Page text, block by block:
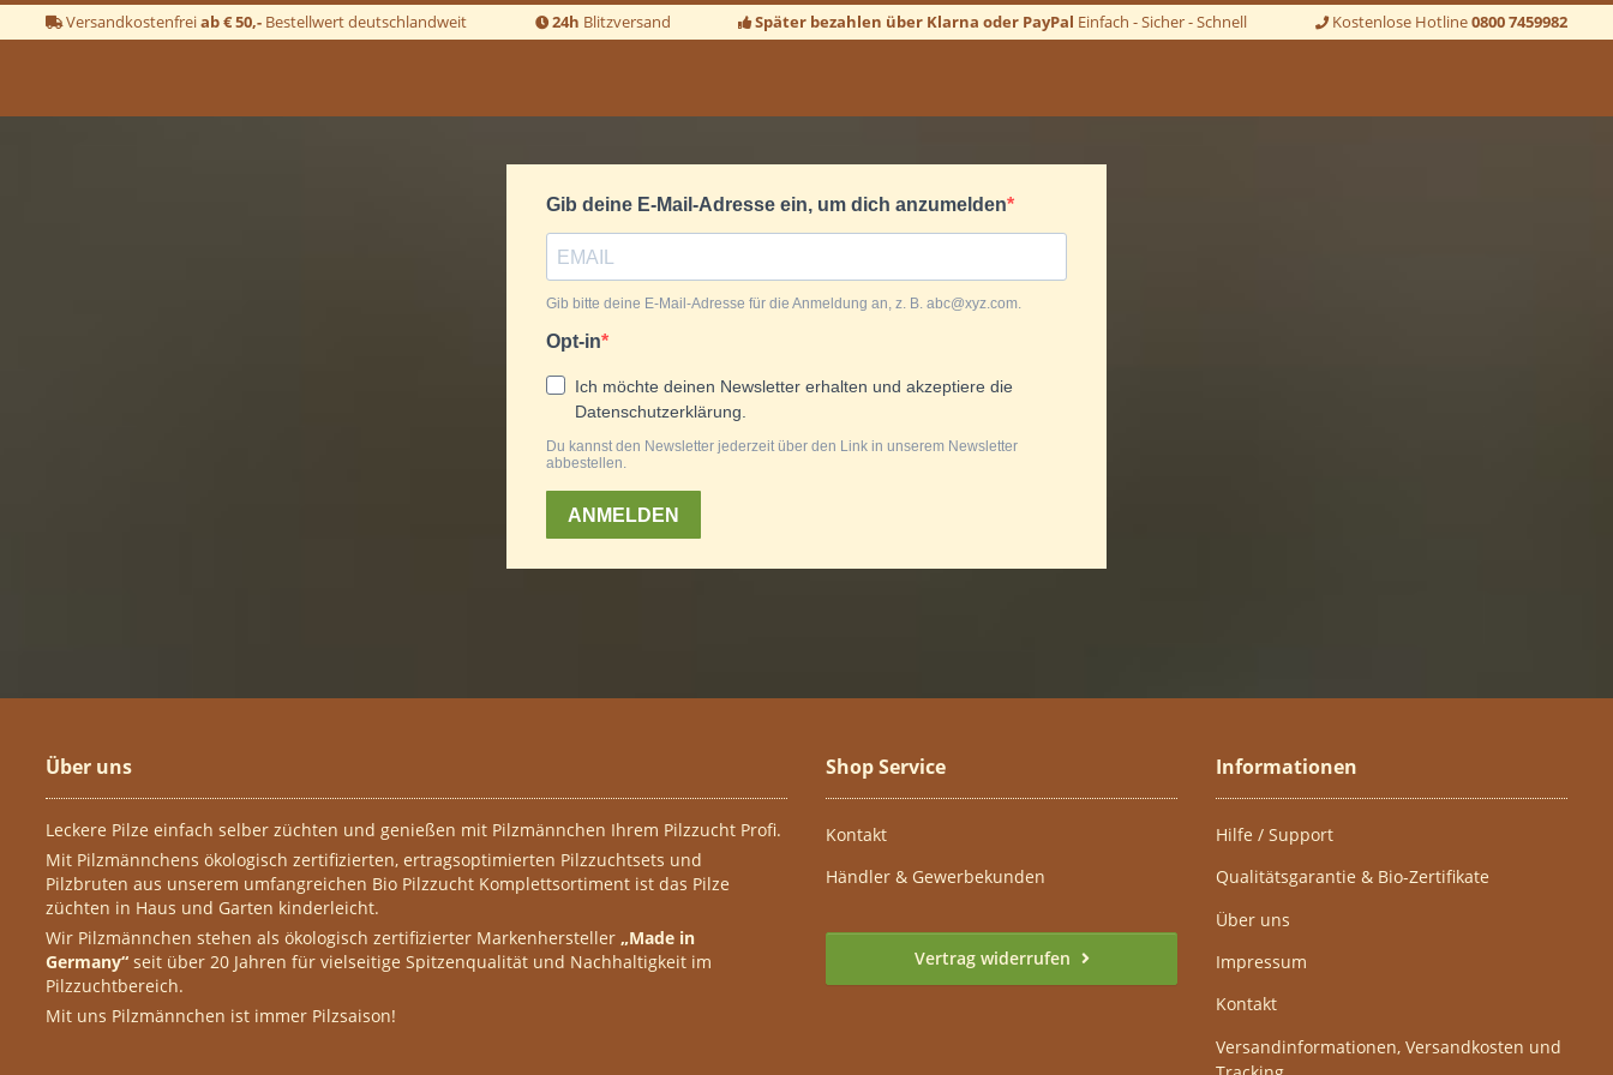
Versandkostenfreiab € 50,- Bestellwert deutschlandweit 24h Blitzversand Später bezahlen über Klarna oder PayPal Einfach - Sicher - Schnell Kostenlose Hotline0800 7459982
Über uns
Leckere Pilze einfach selber züchten und genießen mit Pilzmännchen Ihrem Pilzzucht Profi.
Mit Pilzmännchens ökologisch zertifizierten, ertragsoptimierten Pilzzuchtsets und
Pilzbruten aus unserem umfangreichen Bio Pilzzucht Komplettsortiment ist das Pilze
züchten in Haus und Garten kinderleicht.
Wir Pilzmännchen stehen als ökologisch zertifizierter Markenhersteller „Made in
Germany“ seit über 20 Jahren für vielseitige Spitzenqualität und Nachhaltigkeit im
Pilzzuchtbereich.
Mit uns Pilzmännchen ist immer Pilzsaison!
Shop Service
Kontakt
Händler & Gewerbekunden
Vertrag widerrufen
Informationen
Hilfe / Support
Qualitätsgarantie & Bio-Zertifikate
Über uns
Impressum
Kontakt
Versandinformationen, Versandkosten und